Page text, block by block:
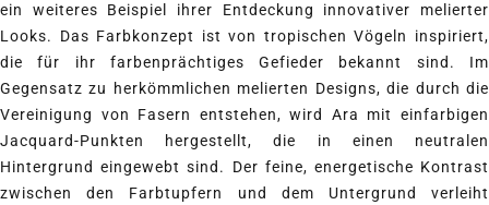
ein weiteres Beispiel ihrer Entdeckung innovativer melierter
Looks. Das Farbkonzept ist von tropischen Vögeln inspiriert,
die für ihr farbenprächtiges Gefieder bekannt sind. Im
Gegensatz zu herkömmlichen melierten Designs, die durch die
Vereinigung von Fasern entstehen, wird Ara mit einfarbigen
Jacquard-Punkten hergestellt, die in einen neutralen
Hintergrund eingewebt sind. Der feine, energetische Kontrast
zwischen den Farbtupfern und dem Untergrund verleiht